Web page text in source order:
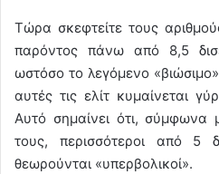
Τώρα σκεφτείτε τους
παρόντος πάνω από 8,5
ωστόσο το λεγόμενο
αυτές τις ελίτ κυμαίνεται
Αυτό σημαίνει ότι, σύμφωνα
τους, περισσότεροι από 5
θεωρούνται «υπερβολικοί».